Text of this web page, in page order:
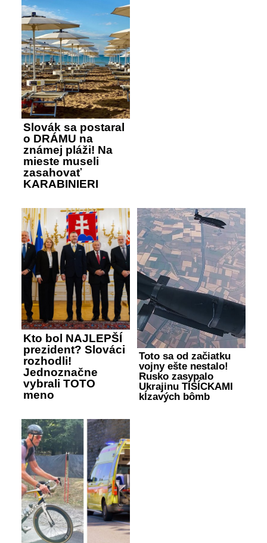
Slovák sa postaral
o DRÁMU na
známej pláži! Na
mieste museli
zasahovať
KARABINIERI
Kto bol NAJLEPŠÍ
prezident? Slováci
rozhodli!
Jednoznačne
vybrali TOTO
meno
Toto sa od začiatku
vojny ešte nestalo!
Rusko zasypalo
Ukrajinu TISÍCKAMI
kĺzavých bômb